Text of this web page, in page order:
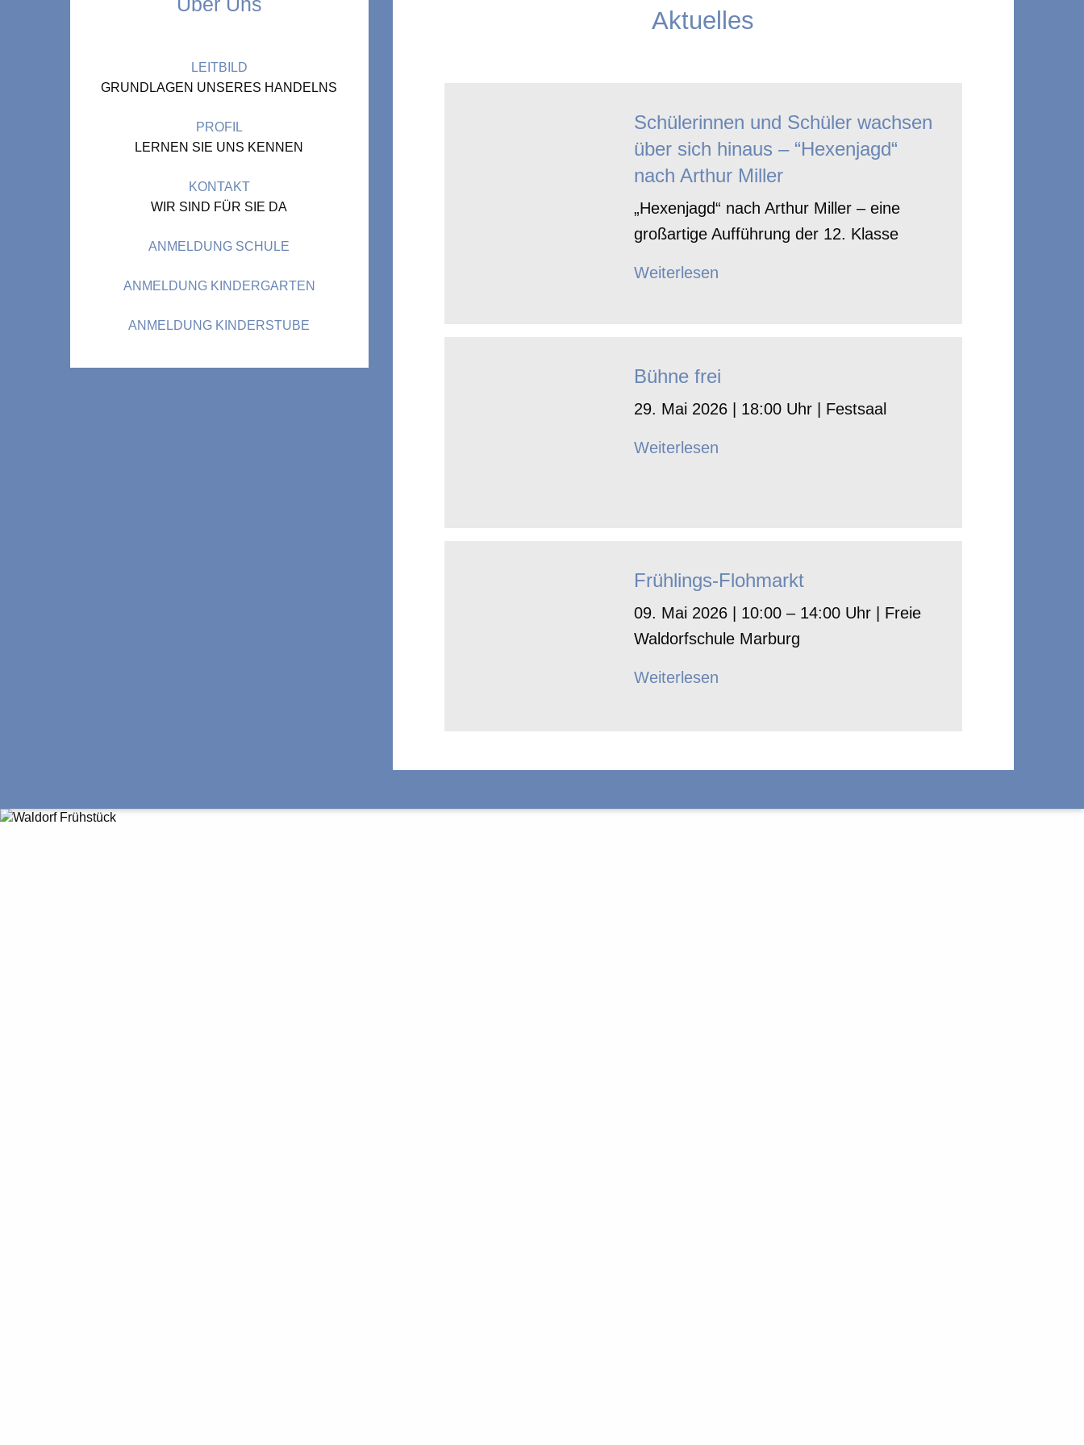
LEITBILD
GRUNDLAGEN UNSERES HANDELNS
PROFIL
LERNEN SIE UNS KENNEN
KONTAKT
WIR SIND FÜR SIE DA
ANMELDUNG SCHULE
ANMELDUNG KINDERGARTEN
ANMELDUNG KINDERSTUBE
Aktuelles
Schülerinnen und Schüler wachsen
über sich hinaus – “Hexenjagd“
nach Arthur Miller
„Hexenjagd“ nach Arthur Miller – eine
großartige Aufführung der 12. Klasse
Weiterlesen
Bühne frei
29. Mai 2026 | 18:00 Uhr | Festsaal
Weiterlesen
Frühlings-Flohmarkt
09. Mai 2026 | 10:00 – 14:00 Uhr | Freie
Waldorfschule Marburg
Weiterlesen